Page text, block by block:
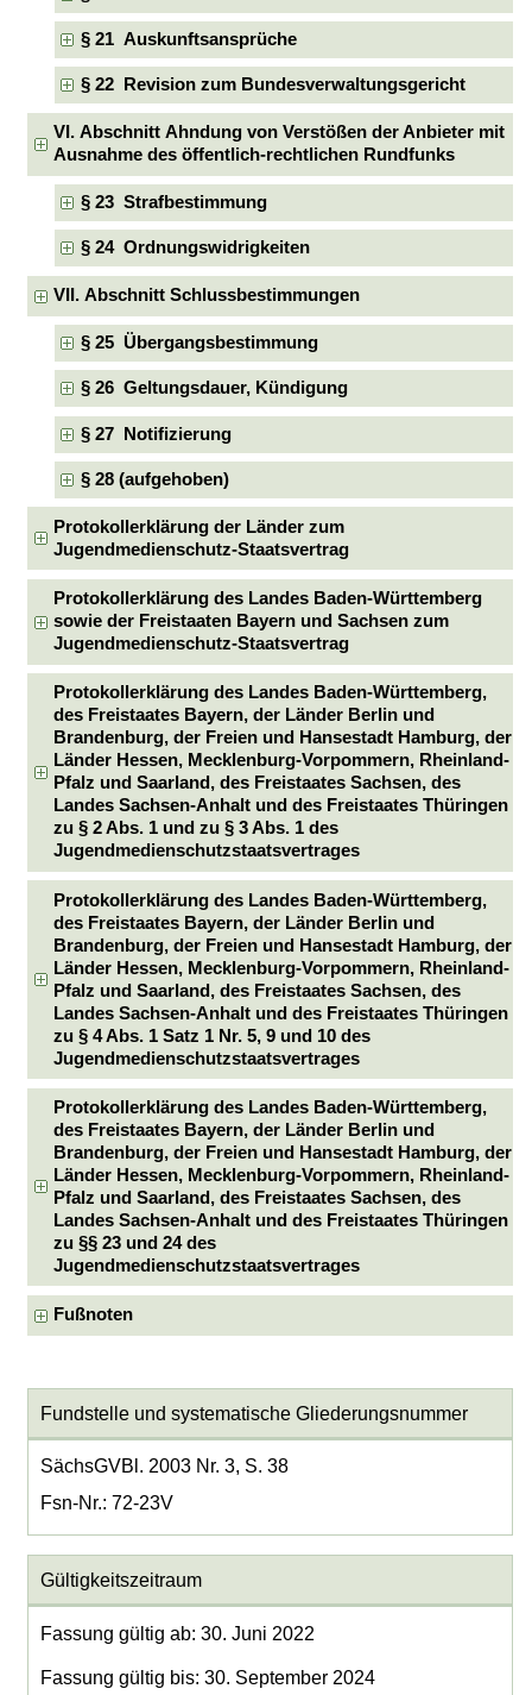
§ 21 Auskunftsansprüche
§ 22 Revision zum Bundesverwaltungsgericht
VI. Abschnitt Ahndung von Verstößen der Anbieter mit
Ausnahme des öffentlich-rechtlichen Rundfunks
§ 23 Strafbestimmung
§ 24 Ordnungswidrigkeiten
VII. Abschnitt Schlussbestimmungen
§ 25 Übergangsbestimmung
§ 26 Geltungsdauer, Kündigung
§ 27 Notifizierung
§ 28 (aufgehoben)
Protokollerklärung der Länder zum
Jugendmedienschutz-Staatsvertrag
Protokollerklärung des Landes Baden-Württemberg
sowie der Freistaaten Bayern und Sachsen zum
Jugendmedienschutz-Staatsvertrag
Protokollerklärung des Landes Baden-Württemberg,
des Freistaates Bayern, der Länder Berlin und
Brandenburg, der Freien und Hansestadt Hamburg, der
Länder Hessen, Mecklenburg-Vorpommern, Rheinland-
Pfalz und Saarland, des Freistaates Sachsen, des
Landes Sachsen-Anhalt und des Freistaates Thüringen
zu § 2 Abs. 1 und zu § 3 Abs. 1 des
Jugendmedienschutzstaatsvertrages
Protokollerklärung des Landes Baden-Württemberg,
des Freistaates Bayern, der Länder Berlin und
Brandenburg, der Freien und Hansestadt Hamburg, der
Länder Hessen, Mecklenburg-Vorpommern, Rheinland-
Pfalz und Saarland, des Freistaates Sachsen, des
Landes Sachsen-Anhalt und des Freistaates Thüringen
zu § 4 Abs. 1 Satz 1 Nr. 5, 9 und 10 des
Jugendmedienschutzstaatsvertrages
Protokollerklärung des Landes Baden-Württemberg,
des Freistaates Bayern, der Länder Berlin und
Brandenburg, der Freien und Hansestadt Hamburg, der
Länder Hessen, Mecklenburg-Vorpommern, Rheinland-
Pfalz und Saarland, des Freistaates Sachsen, des
Landes Sachsen-Anhalt und des Freistaates Thüringen
zu §§ 23 und 24 des
Jugendmedienschutzstaatsvertrages
Fußnoten
Fundstelle und systematische Gliederungsnummer
SächsGVBl. 2003 Nr. 3, S. 38
Fsn-Nr.: 72-23V
Gültigkeitszeitraum
Fassung gültig ab: 30. Juni 2022
Fassung gültig bis: 30. September 2024